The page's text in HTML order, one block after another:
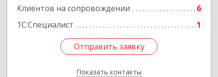
Клиентов на сопровождении
6
1С:Специалист
1
Отправить заявку
Показать контакты
Отправить заявку
Назад